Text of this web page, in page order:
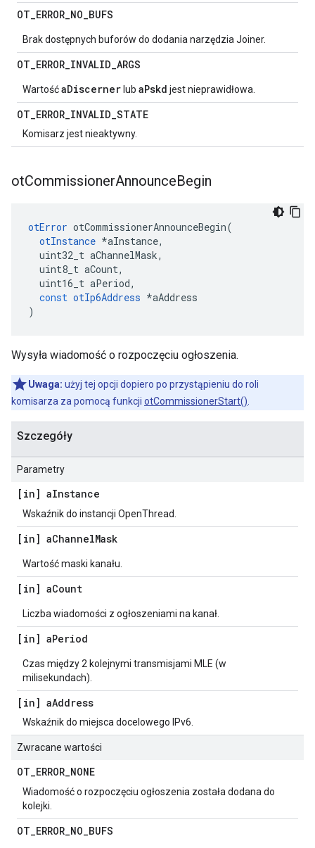
OT_ERROR_NO_BUFS
Brak dostępnych buforów do dodania narzędzia Joiner.
OT_ERROR_INVALID_ARGS
WartośćaDiscerner lub aPskd jest nieprawidłowa.
OT_ERROR_INVALID_STATE
Komisarz jest nieaktywny.
otCommissionerAnnounceBegin
otError otCommissionerAnnounceBegin(
otInstance *aInstance,
uint32_t aChannelMask,
uint8_t aCount,
uint16_t aPeriod,
const otIp6Address *aAddress
)
Wysyła wiadomość o rozpoczęciu ogłoszenia.
Uwaga: użyj tej opcji dopiero po przystąpieniu do roli
komisarza za pomocą funkcji otCommissionerStart()
Szczegóły
Parametry
[in] aInstance
Wskaźnik do instancji OpenThread.
[in] aChannelMask
Wartość maski kanału.
[in] aCount
Liczba wiadomości z ogłoszeniami na kanał.
[in] aPeriod
Czas między 2 kolejnymi transmisjami MLE (w
milisekundach).
[in] aAddress
Wskaźnik do miejsca docelowego IPv6.
Zwracane wartości
OT_ERROR_NONE
Wiadomość o rozpoczęciu ogłoszenia została dodana do
kolejki.
OT_ERROR_NO_BUFS